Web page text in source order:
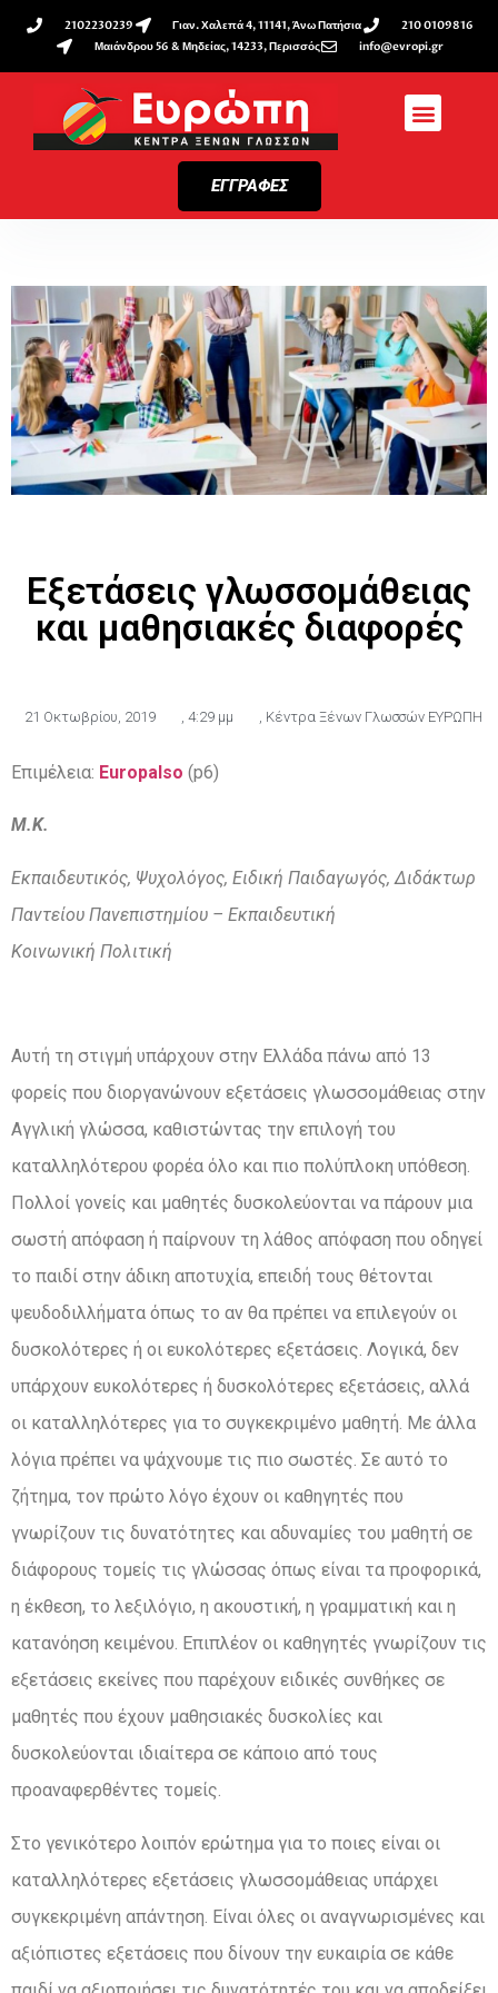
2102230239 Γιαν. Χαλεπά 4, 11141, Άνω Πατήσια
210 0109816
Μαιάνδρου 56 & Μηδείας, 14233, Περισσός
info@evropi.gr
ΕΓΓΡΑΦΕΣ
Εξετάσεις γλωσσομάθειας
και μαθησιακές διαφορές
21 Οκτωβρίου, 2019 4:29 μμ Κέντρα Ξένων Γλωσσών ΕΥΡΩΠΗ
Επιμέλεια: Europalso (p6)
Μ.Κ.
Εκπαιδευτικός, Ψυχολόγος, Ειδική Παιδαγωγός, Διδάκτωρ
Παντείου Πανεπιστημίου – Εκπαιδευτική
Κοινωνική Πολιτική
Αυτή τη στιγμή υπάρχουν στην Ελλάδα πάνω από 13
φορείς που διοργανώνουν εξετάσεις γλωσσομάθειας στην
Αγγλική γλώσσα, καθιστώντας την επιλογή του
καταλληλότερου φορέα όλο και πιο πολύπλοκη υπόθεση.
Πολλοί γονείς και μαθητές δυσκολεύονται να πάρουν μια
σωστή απόφαση ή παίρνουν τη λάθος απόφαση που οδηγεί
το παιδί στην άδικη αποτυχία, επειδή τους θέτονται
ψευδοδιλλήματα όπως το αν θα πρέπει να επιλεγούν οι
δυσκολότερες ή οι ευκολότερες εξετάσεις. Λογικά, δεν
υπάρχουν ευκολότερες ή δυσκολότερες εξετάσεις, αλλά
οι καταλληλότερες για το συγκεκριμένο μαθητή. Με άλλα
λόγια πρέπει να ψάχνουμε τις πιο σωστές. Σε αυτό το
ζήτημα, τον πρώτο λόγο έχουν οι καθηγητές που
γνωρίζουν τις δυνατότητες και αδυναμίες του μαθητή σε
διάφορους τομείς τις γλώσσας όπως είναι τα προφορικά,
η έκθεση, το λεξιλόγιο, η ακουστική, η γραμματική και η
κατανόηση κειμένου. Επιπλέον οι καθηγητές γνωρίζουν τις
εξετάσεις εκείνες που παρέχουν ειδικές συνθήκες σε
μαθητές που έχουν μαθησιακές δυσκολίες και
δυσκολεύονται ιδιαίτερα σε κάποιο από τους
προαναφερθέντες τομείς.
Στο γενικότερο λοιπόν ερώτημα για το ποιες είναι οι
καταλληλότερες εξετάσεις γλωσσομάθειας υπάρχει
συγκεκριμένη απάντηση. Είναι όλες οι αναγνωρισμένες και
αξιόπιστες εξετάσεις που δίνουν την ευκαιρία σε κάθε